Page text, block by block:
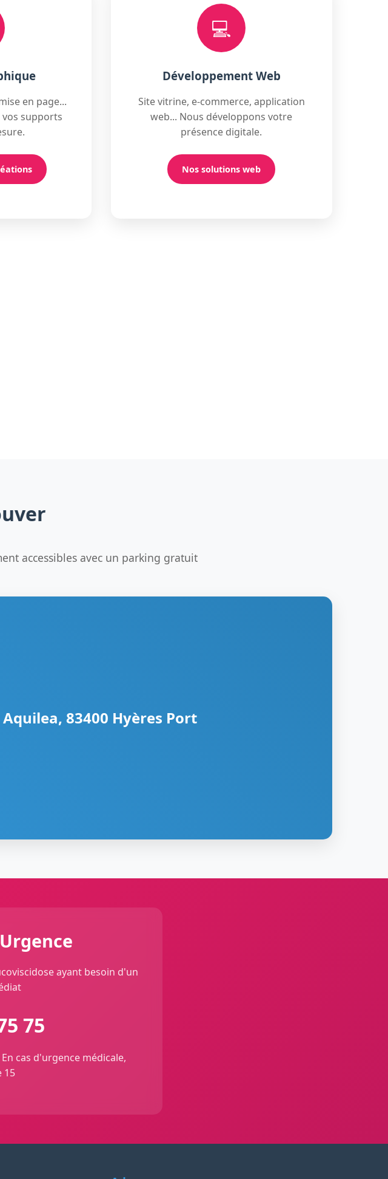
en page...
supports
💻
Développement Web
Site vitrine, e-commerce, application
web... Nous développons votre
présence digitale.
Nos solutions web
accessibles avec un parking gratuit
83400 Hyères Port
ayant besoin d'un
75
cas d'urgence médicale,
15